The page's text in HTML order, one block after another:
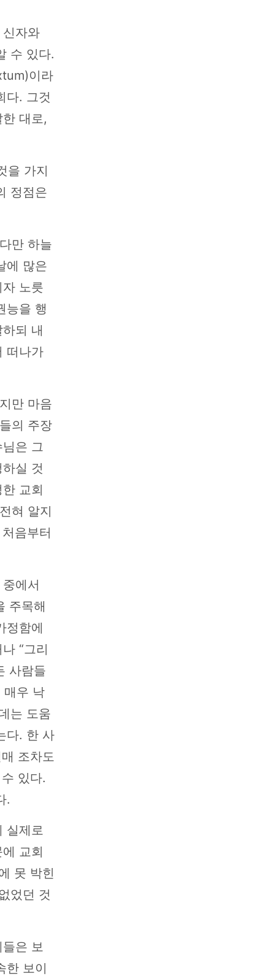
자와
수 있다.
이라
다. 그것
대로,
을 가지
정점은
만 하늘
에 많은
노릇
능을 행
되 내
떠나가
만 마음
의 주장
은 그
실 것
교회
혀 알지
음부터
에서
주목해
정함에
“그리
사람들
매우 낙
는 도움
다. 한 사
조차도
있다.
.
실제로
교회
못 박힌
었던 것
은 보
한 보이